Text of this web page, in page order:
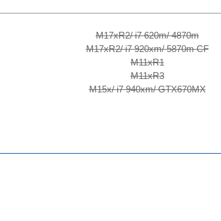
M17xR2/ i7 620m/ 4870m
M17xR2/ i7 920xm/ 5870m CF
M11xR1
M11xR3
M15x/ i7 940xm/ GTX670MX